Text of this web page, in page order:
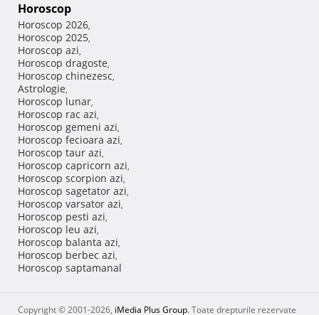
Horoscop
Horoscop 2026,
Horoscop 2025,
Horoscop azi,
Horoscop dragoste,
Horoscop chinezesc,
Astrologie,
Horoscop lunar,
Horoscop rac azi,
Horoscop gemeni azi,
Horoscop fecioara azi,
Horoscop taur azi,
Horoscop capricorn azi,
Horoscop scorpion azi,
Horoscop sagetator azi,
Horoscop varsator azi,
Horoscop pesti azi,
Horoscop leu azi,
Horoscop balanta azi,
Horoscop berbec azi,
Horoscop saptamanal
Copyright © 2001-2026, iMedia Plus Group. Toate drepturile rezervate